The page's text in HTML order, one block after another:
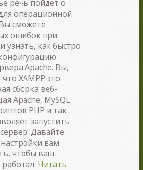
речь пойдет о
операционной
сможете
ошибок при
и узнать, как быстро
Apache. Вы,
XAMPP это
сборка веб-
Apache, MySQL,
PHP и так
запустить
Давайте
вам
чтобы ваш
Читать